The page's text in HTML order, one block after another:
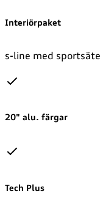
Interiörpaket
s-line med
20" alu. färgar
Tech Plus